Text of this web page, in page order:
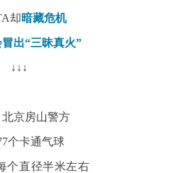
却暗藏危机
出“三昧真火”
↓↓↓
京房山警方
个卡通气球
个直径半米左右